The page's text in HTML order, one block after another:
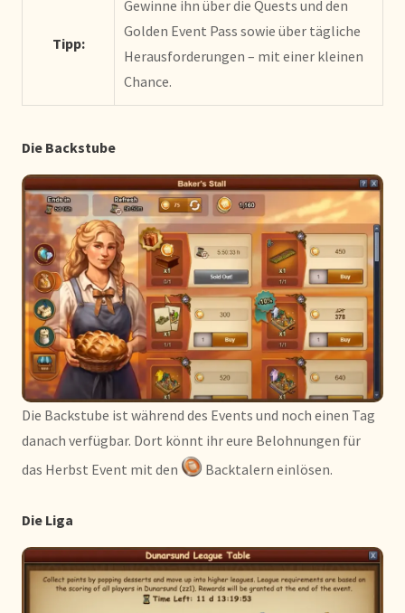
Tipp:
Gewinne ihn über die Quests und den
Golden Event Pass sowie über tägliche
Herausforderungen – mit einer kleinen
Chance.
Die Backstube
Die Backstube ist während des Events und noch einen Tag
danach verfügbar. Dort könnt ihr eure Belohnungen für
das Herbst Event mit den
Backtalern einlösen.
Die Liga